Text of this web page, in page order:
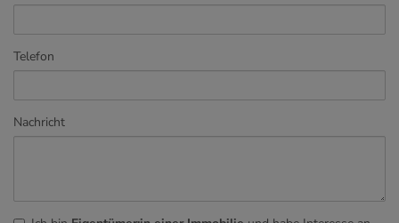
Telefon
Nachricht